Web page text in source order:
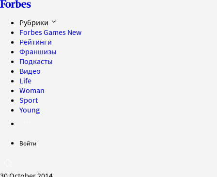
Рубрики
Forbes Games New
Рейтинги
Франшизы
Подкасты
Видео
Life
Woman
Sport
Young
Войти